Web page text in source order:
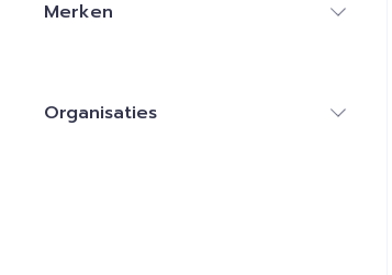
Merken
Organisaties